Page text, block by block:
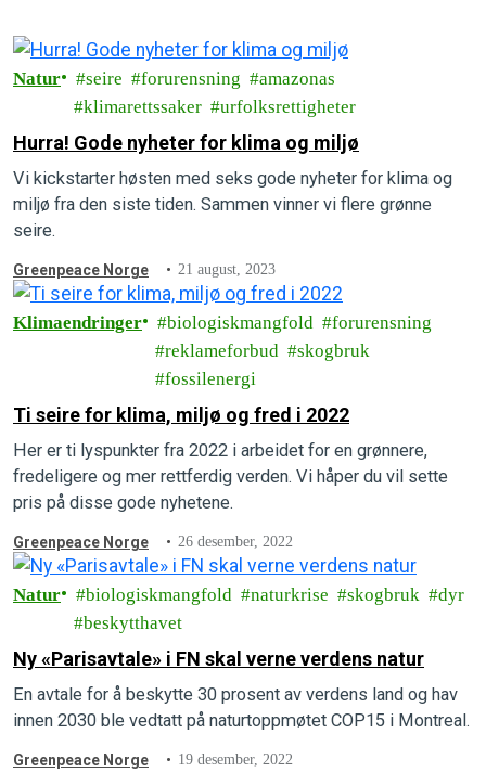
Natur seire forurensning
amazonas
klimarettssaker
urfolksrettigheter
Hurra! Gode nyheter for klima og miljø
Vi kickstarter høsten med seks gode nyheter for klima og
miljø fra den siste tiden. Sammen vinner vi flere grønne
seire.
Greenpeace Norge 21 august, 2023
Klimaendringer biologiskmangfold
forurensning
reklameforbud
skogbruk
fossilenergi
Ti seire for klima, miljø og fred i 2022
Her er ti lyspunkter fra 2022 i arbeidet for en grønnere,
fredeligere og mer rettferdig verden. Vi håper du vil sette
pris på disse gode nyhetene.
Greenpeace Norge 26 desember, 2022
Natur biologiskmangfold naturkrise skogbruk
dyr
beskytthavet
Ny «Parisavtale» i FN skal verne verdens natur
En avtale for å beskytte 30 prosent av verdens land og hav
innen 2030 ble vedtatt på naturtoppmøtet COP15 i Montreal.
Greenpeace Norge 19 desember, 2022